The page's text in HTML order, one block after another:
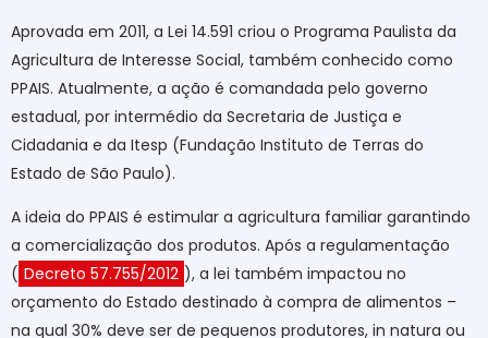
Aprovada em 2011, a Lei 14.591 criou o Programa Paulista da
Agricultura de Interesse Social, também conhecido como
PPAIS. Atualmente, a ação é comandada pelo governo
estadual, por intermédio da Secretaria de Justiça e
Cidadania e da Itesp (Fundação Instituto de Terras do
Estado de São Paulo).
A ideia do PPAIS é estimular a agricultura familiar garantindo
a comercialização dos produtos. Após a regulamentação
( Decreto 57.755/2012 ), a lei também impactou no
orçamento do Estado destinado à compra de alimentos –
na qual 30% deve ser de pequenos produtores, in natura ou